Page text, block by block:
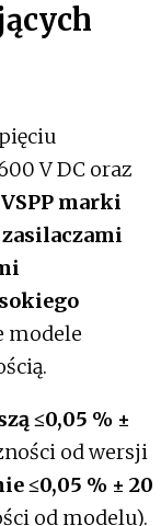
V DC oraz
marki
modele
≤0,05 % ±
od wersji
≤0,05 % ± 20
od modelu).